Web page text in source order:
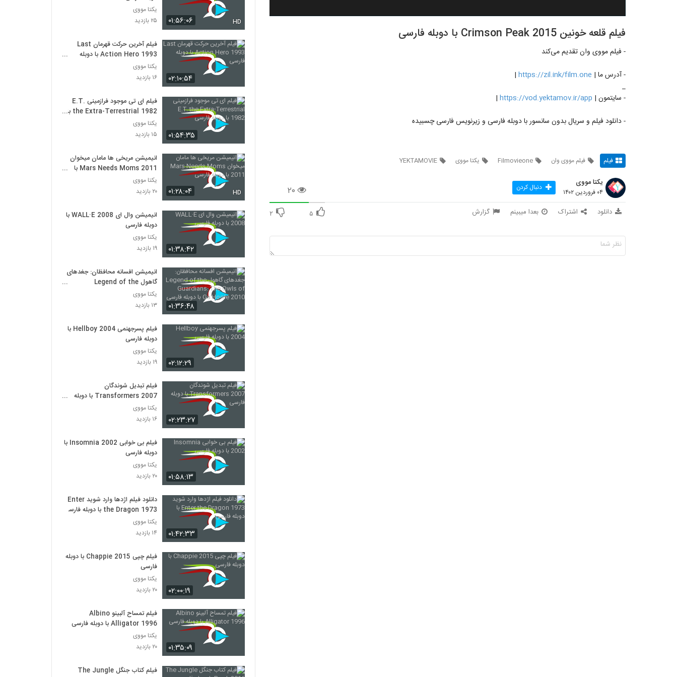
فیلم قلعه خونین Crimson Peak 2015 با دوبله فارسی
- فیلم مووی وان تقدیم می‌کند
- آدرس ما | https://zil.ink/film.one
|
_
- سایتمون | https://vod.yektamov.ir/app
|
- دانلود فیلم و سریال بدون سانسور با دوبله فارسی و زیرنویس فارسی چسبیده
فیلم فیلم مووی وان Filmovieone یکتا مووی YEKTAMOVIE
۲۰
یکتا مووی
۰۴ فروردین ۱۴۰۲ دنبال کردن
دانلود اشتراک بعدا میبینم گزارش ۵ ۲
۰۱:۵۶:۰۶ HD
یکتا مووی
۲۵ بازدید
۰۲:۱۰:۵۴
فیلم آخرین حرکت قهرمان Last
Action Hero 1993 با دوبله
فارسی
یکتا مووی
۱۶ بازدید
۰۱:۵۴:۳۵
فیلم ای تی موجود فرازمینی E.T.
the Extra-Terrestrial 1982 با
دوبله فارسی
یکتا مووی
۱۵ بازدید
۰۱:۲۸:۰۴ HD
انیمیشن مریخی ها مامان میخوان
Mars Needs Moms 2011 با
دوبله فارسی
یکتا مووی
۲۰ بازدید
۰۱:۳۸:۴۲
انیمیشن وال ای WALL·E 2008 با
دوبله فارسی
یکتا مووی
۱۹ بازدید
۰۱:۳۶:۴۸
انیمیشن افسانه محافظان: جغدهای
گاهول Legend of the
Guardians: The Owls of
Ga’Hoole 2010 با دوبله فارسی
یکتا مووی
۱۳ بازدید
۰۲:۱۲:۲۹
فیلم پسرجهنمی Hellboy 2004 با
دوبله فارسی
یکتا مووی
۱۹ بازدید
۰۲:۲۳:۲۷
فیلم تبدیل شوندگان
Transformers 2007 با دوبله
فارسی
یکتا مووی
۱۶ بازدید
۰۱:۵۸:۱۳
فیلم بی خوابی Insomnia 2002 با
دوبله فارسی
یکتا مووی
۲۰ بازدید
۰۱:۴۲:۳۳
دانلود فیلم اژدها وارد شوید Enter
the Dragon 1973 با دوبله فارسی
یکتا مووی
۱۴ بازدید
۰۲:۰۰:۱۹
فیلم چپی Chappie 2015 با دوبله
فارسی
یکتا مووی
۲۰ بازدید
۰۱:۳۵:۰۹
فیلم تمساح آلبینو Albino
Alligator 1996 با دوبله فارسی
یکتا مووی
۲۰ بازدید
فیلم کتاب جنگل The Jungle